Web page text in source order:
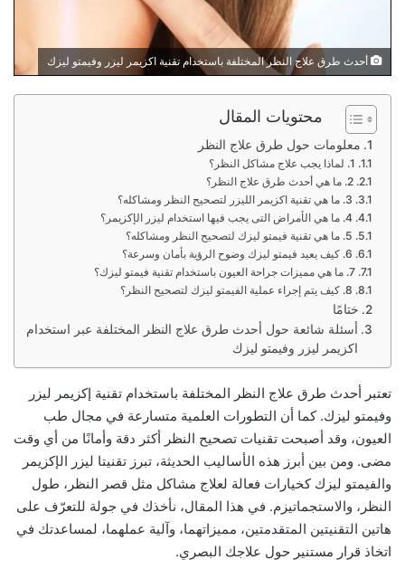
أحدث طرق علاج النظر المختلفة باستخدام تقنية اكزيمر ليزر وفيمتو ليزك
محتويات المقال
معلومات حول طرق علاج النظر
1. لماذا يجب علاج مشاكل النظر؟
2. ما هي أحدث طرق علاج النظر؟
3. ما هي تقنية اكزيمر الليزر لتصحيح النظر ومشاكله؟
4. ما هي الأمراض التى يجب فيها استخدام ليزر الإكزيمر؟
5. ما هي تقنية فيمتو ليزك لتصحيح النظر ومشاكله؟
6. كيف يعيد فيمتو ليزك وضوح الرؤية بأمان وسرعة؟
7. ما هي مميزات جراحة العيون باستخدام تقنية فيمتو ليزك؟
8. كيف يتم إجراء عملية الفيمتو ليزك لتصحيح النظر؟
ختامًا
أسئلة شائعة حول أحدث طرق علاج النظر المختلفة عبر استخدام
اكزيمر ليزر وفيمتو ليزك
تعتبر أحدث طرق علاج النظر المختلفة باستخدام تقنية إكزيمر ليزر
وفيمتو ليزك. كما أن التطورات العلمية متسارعة في مجال طب
العيون، وقد أصبحت تقنيات تصحيح النظر أكثر دقة وأمانًا من أي وقت
مضى. ومن بين أبرز هذه الأساليب الحديثة، تبرز تقنيتا ليزر الإكزيمر
والفيمتو ليزك كخيارات فعالة لعلاج مشاكل مثل قصر النظر، طول
النظر، والاستجماتيزم. في هذا المقال، نأخذك في جولة للتعرّف على
هاتين التقنيتين المتقدمتين، مميزاتهما، وآلية عملهما، لمساعدتك في
اتخاذ قرار مستنير حول علاجك البصري.